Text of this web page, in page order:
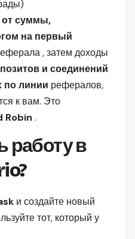
от суммы,
на первый
, затем доходы
и соединений
по линии рефералов,
к вам. Это
Robin .
работу в
?
и создайте новый
тот, который у